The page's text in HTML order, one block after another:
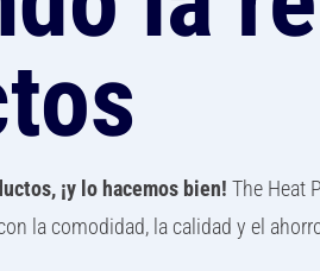
¡y lo hacemos bien! The Heat
la comodidad, la calidad y el